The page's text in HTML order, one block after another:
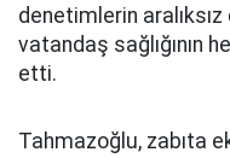
denetimlerin
vatandaş sağlığının
etti.
Tahmazoğlu, zabıta